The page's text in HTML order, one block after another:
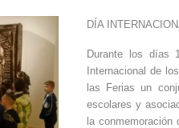
DÍA
Durante los días
Internacional de
las Ferias un
escolares y
la